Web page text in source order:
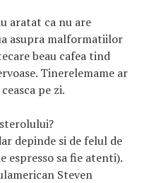
aratat ca nu are
asupra malformatiilor
beau cafea tind
Tinerelemame ar
pe zi.
depinde si de felul de
espresso sa fie atenti).
Steven